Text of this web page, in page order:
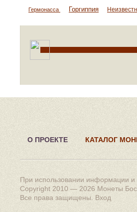
Гермонасса Горгиппия
О ПРОЕКТЕ КАТАЛОГ
При использовании информации и
Copyright 2010 — 2026 Монеты
Все права защищены. Вход